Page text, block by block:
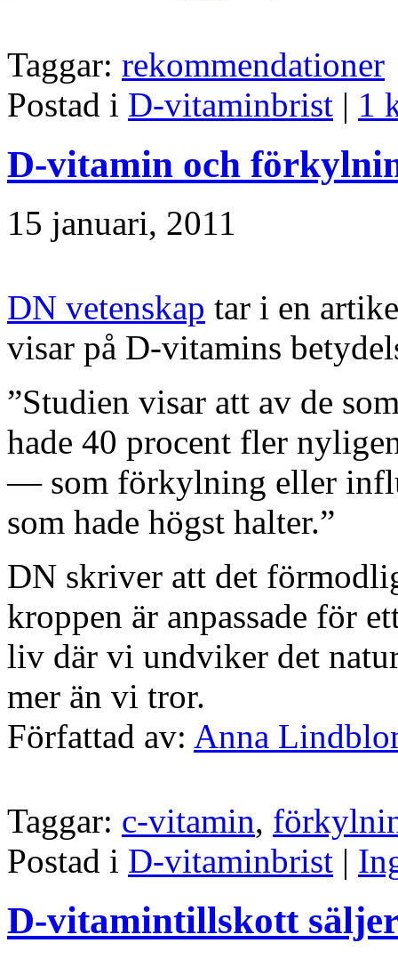
Taggar: rekommendationer
Postad i D-vitaminbrist | 1
D-vitamin och
15 januari, 2011
DN vetenskap tar i en
visar på D-vitamins
”Studien visar att av de
hade 40 procent fler
— som förkylning eller
som hade högst halter.”
DN skriver att det
kroppen är anpassade för
liv där vi undviker det
mer än vi tror.
Författad av: Anna
Taggar: c-vitamin,
Postad i D-vitaminbrist |
D-vitamintillskott